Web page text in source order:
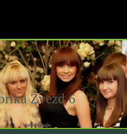
Zvezd 6